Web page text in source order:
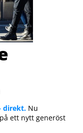
direkt. Nu
ett nytt generöst